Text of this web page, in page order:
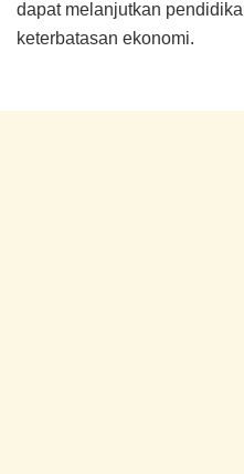
dapat melanjutkan
keterbatasan ekonomi.